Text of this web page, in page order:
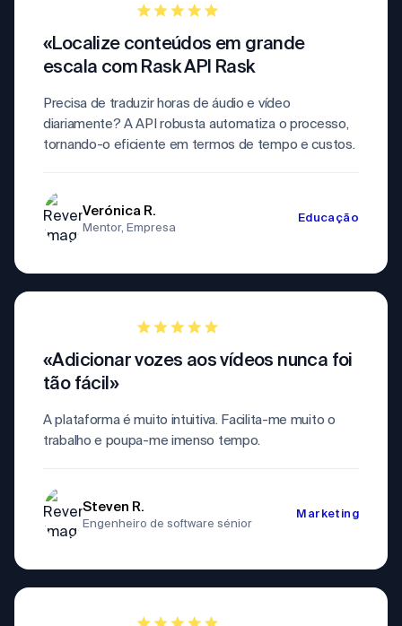
«Localize conteúdos em grande
escala com Rask API Rask
Precisa de traduzir horas de áudio e vídeo
diariamente? A API robusta automatiza o processo,
tornando-o eficiente em termos de tempo e custos.
Verónica R.
Mentor, Empresa
Educação
«Adicionar vozes aos vídeos nunca foi
tão fácil»
A plataforma é muito intuitiva. Facilita-me muito o
trabalho e poupa-me imenso tempo.
Steven R.
Engenheiro de software sénior
Marketing